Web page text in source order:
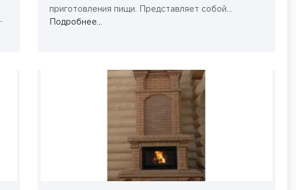
приготовления пищи. Представляет собой...
Подробнее...